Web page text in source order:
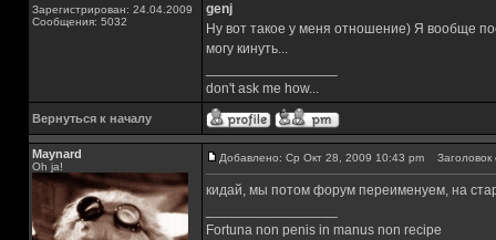
Зарегистрирован: 24.04.2009
Сообщения: 5032
genj
Ну вот такое у меня отношение) Я вообще
могу кинуть...
don't ask me how...
Вернуться к началу
Maynard
Oh ja!
Добавлено: Ср Окт 28, 2009 10:43 pm Заголовок
кидай, мы потом форум переименуем, на
Fortuna non penis in manus non recipe